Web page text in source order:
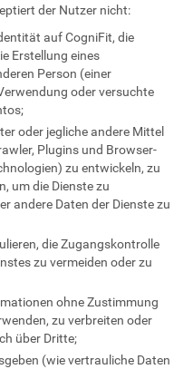
der Nutzer nicht:
auf CogniFit, die
Erstellung eines
Person (einer
oder versuchte
oder jegliche andere Mittel
Plugins und Browser-
zu entwickeln, zu
um die Dienste zu
andere Daten der Dienste zu
die Zugangskontrolle
zu vermeiden oder zu
ohne Zustimmung
zu verbreiten oder
über Dritte;
(wie vertrauliche Daten